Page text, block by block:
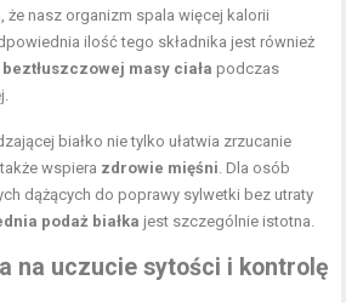
że nasz organizm spala więcej kalorii
ilość tego składnika jest również
masy ciała podczas
białko nie tylko ułatwia zrzucanie
wspiera zdrowie mięśni . Dla osób
dążących do poprawy sylwetki bez utraty
podaż białka jest szczególnie istotna.
na uczucie sytości i kontrolę